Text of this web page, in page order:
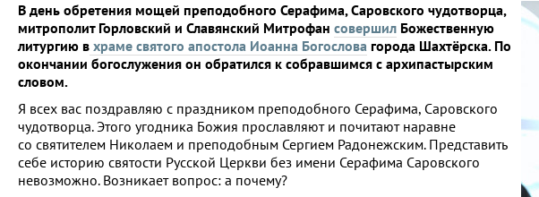
В день обретения мощей преподобного Серафима, Саровского чудотворца,
митрополит Горловский и Славянский Митрофан совершил Божественную
литургию в храме святого апостола Иоанна Богослова города Шахтёрска. По
окончании богослужения он обратился к собравшимся с архипастырским
словом.
Я всех вас поздравляю с праздником преподобного Серафима, Саровского
чудотворца. Этого угодника Божия прославляют и почитают наравне
со святителем Николаем и преподобным Сергием Радонежским. Представить
себе историю святости Русской Церкви без имени Серафима Саровского
невозможно. Возникает вопрос: а почему?